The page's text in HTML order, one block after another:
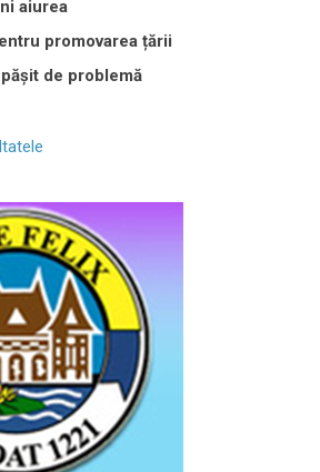
aiurea
promovarea țării
de problemă